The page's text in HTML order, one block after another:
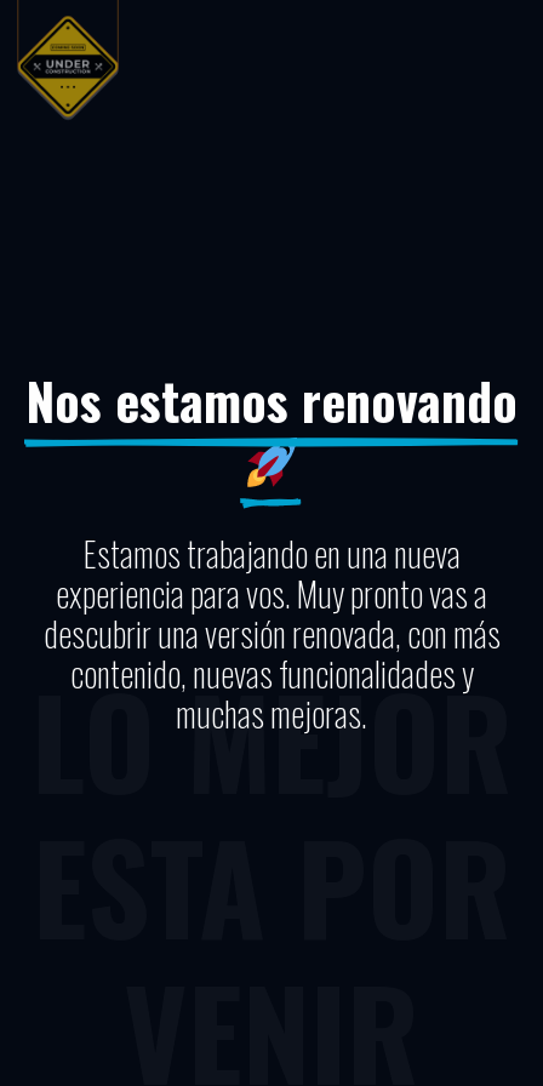
Nos estamos renovando
Estamos trabajando en una nueva
experiencia para vos. Muy pronto vas a
descubrir una versión renovada, con más
contenido, nuevas funcionalidades y
muchas mejoras.
LO MEJOR